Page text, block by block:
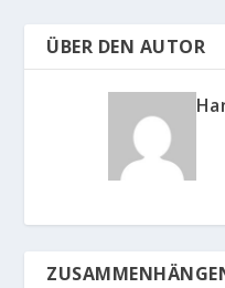
ÜBER DEN AUTOR